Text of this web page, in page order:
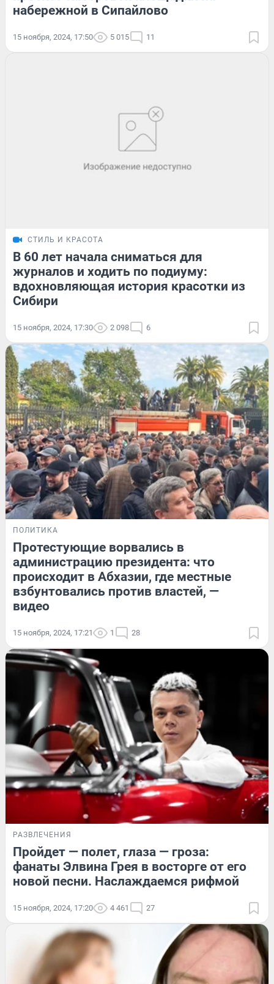
набережной в Сипайлово
15 ноября, 2024, 17:50 5 015 11
СТИЛЬ И КРАСОТА
В 60 лет начала сниматься для
журналов и ходить по подиуму:
вдохновляющая история красотки из
Сибири
15 ноября, 2024, 17:30 2 098 6
ПОЛИТИКА
Протестующие ворвались в
администрацию президента: что
происходит в Абхазии, где местные
взбунтовались против властей, —
видео
15 ноября, 2024, 17:21 1 28
РАЗВЛЕЧЕНИЯ
Пройдет — полет, глаза — гроза:
фанаты Элвина Грея в восторге от его
новой песни. Наслаждаемся рифмой
15 ноября, 2024, 17:20 4 461 27